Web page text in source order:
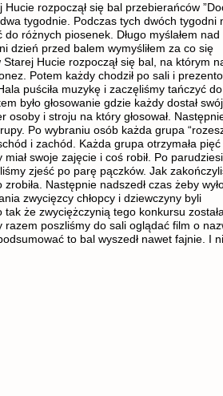
rozpoczął się bal przebierańców
tygodnie. Podczas tych dwóch tygodni
różnych piosenek. Długo myślałem nad
dzień przed balem wymyśliłem za co się
Hucie rozpoczął się bal, na którym
Potem każdy chodził po sali i
puściła muzykę i zaczęliśmy tańczyć do
było głosowanie gdzie każdy dostał swój
i stroju na który głosował.
Po wybraniu osób każda grupa
i zachód. Każda grupa otrzymała pięć
swoje zajęcie i coś robił. Po
zjeść po parę pączków. Jak
Następnie nadszedł czas żeby
zwycięzcy chłopcy i dziewczyny byli
że zwyciężczynią tego konkursu została
razem poszliśmy do sali oglądać film o
to bal wyszedł nawet fajnie. I